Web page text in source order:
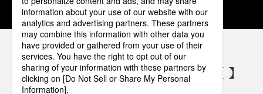
パナソニックの電気設備 SNSアカウント